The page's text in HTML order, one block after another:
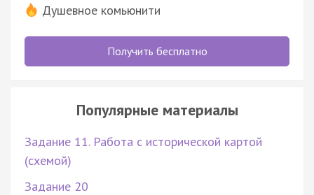
Душевное комьюнити
Получить бесплатно
Популярные материалы
Задание 11. Работа с исторической картой
(схемой)
Задание 20